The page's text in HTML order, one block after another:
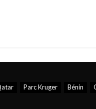
Parc Kruger Bénin